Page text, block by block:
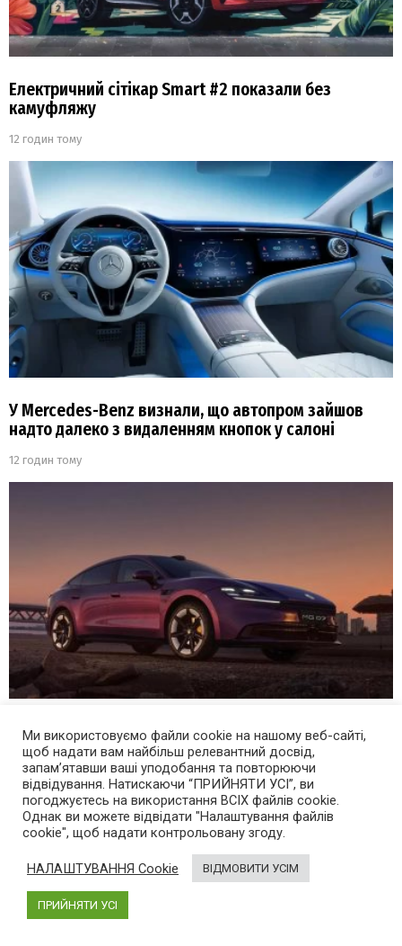
Електричний сітікар Smart #2 показали без
камуфляжу
12 годин тому
У Mercedes-Benz визнали, що автопром зайшов
надто далеко з видаленням кнопок у салоні
12 годин тому
Електромобіль та гібрид: новий ліфтбек MG 07
показали офіційно
13 годин тому
Ми використовуємо файли cookie на нашому веб-сайті,
щоб надати вам найбільш релевантний досвід,
запам’ятавши ваші уподобання та повторюючи
відвідування. Натискаючи “ПРИЙНЯТИ УСІ”, ви
погоджуєтесь на використання ВСІХ файлів cookie.
Однак ви можете відвідати "Налаштування файлів
cookie", щоб надати контрольовану згоду.
НАЛАШТУВАННЯ Cookie ВІДМОВИТИ УСІМ
ПРИЙНЯТИ УСІ